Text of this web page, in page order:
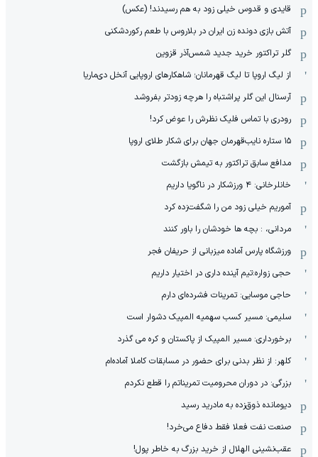
قایدی و قدوس خیلی زود به هم رسیدند! (عکس)
آتش بازی دونده زن ایران در بلاروس با طعم رکوردشکنی
گلر تراکتور خرید جدید شمس‌آذر قزوین
از لیگ اروپا تا لیگ قهرمانان؛ شاهکارهای اروپایی آنخل دی‌ماریا
آرسنال این گلر پراشتباه را هرچه زودتر بفروشد
رودری با تماس فلیک نظرش را عوض کرد!
١۵ ستاره نایب‌قهرمان جهان برای شکار طلای اروپا
مدافع سابق تراکتور به تیمش بازگشت
خانلرخانی: ۴ ورزشکار در ناگویا داریم
آموریم خیلی زود من را شگفت‌زده کرد
مردانی، : بچه ها خودشان را باور کنند
ورزشگاه پارس آماده میزبانی از حریفان فجر
حجی زواره:تیم آینده داری در اختیار داریم
حاجی موسایی: تمرینات فشرده‌ای دارم
سلیمی: مسیر کسب سهمیه المپیک دشوار است
برخورداری: مسیر المپیک از پاکستان و کره می گذرد
کلهر: از نظر بدنی برای حضور در مسابقات کاملا آماده‌ام
بزرگی: در دوران محرومیت تمریناتم را قطع نکردم
دیومانده ذوق‌زده به مادرید رسید
صنعت نفت فعلا فقط دفاع می‌خرد!
عقب‌نشینی الهلال از خرید بزرگ به خاطر پول!